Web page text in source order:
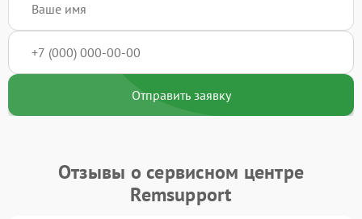
Отправить заявку
Отзывы о сервисном центре
Remsupport